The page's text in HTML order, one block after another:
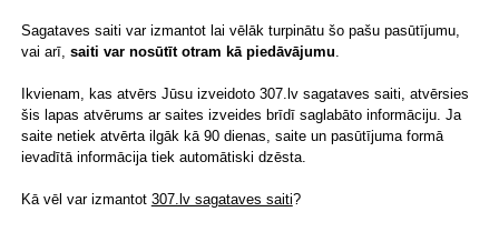
Sagataves saiti var izmantot lai vēlāk turpinātu šo pašu pasūtījumu,
vai arī, saiti var nosūtīt otram kā piedāvājumu
Ikvienam, kas atvērs Jūsu izveidoto 307.lv sagataves saiti, atvērsies
šis lapas atvērums ar saites izveides brīdī saglabāto informāciju. Ja
saite netiek atvērta ilgāk kā 90 dienas, saite un pasūtījuma formā
ievadītā informācija tiek automātiski dzēsta.
Kā vēl var izmantot 307.lv sagataves saiti?